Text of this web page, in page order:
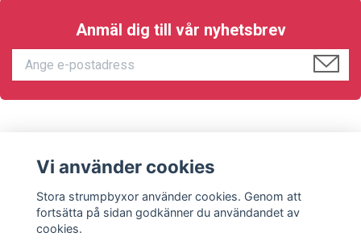
Anmäl dig till vår nyhetsbrev
Sociala medier
Vi använder cookies
Stora strumpbyxor använder cookies. Genom att
fortsätta på sidan godkänner du användandet av
cookies.